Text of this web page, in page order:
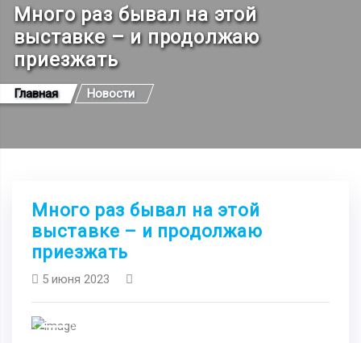
Много раз бывал на этой
выставке – и продолжаю
приезжать
Главная Новости
Много раз бывал на этой
выставке – и продолжаю
приезжать
5 июня 2023
PreviousNext